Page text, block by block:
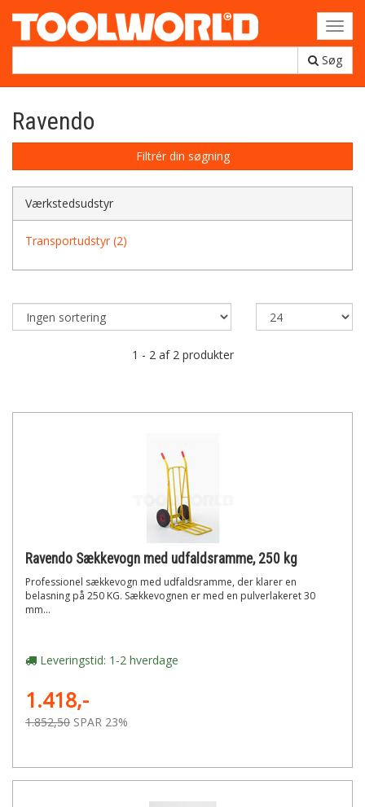
Søg
Ravendo
Filtrér din søgning
Værkstedsudstyr
Transportudstyr (2)
1 - 2 af 2 produkter
Ravendo Sækkevogn med udfaldsramme, 250 kg
Professionel sækkevogn med udfaldsramme, der klarer en
belasning på 250 KG. Sækkevognen er med en pulverlakeret 30
mm...
Leveringstid: 1-2 hverdage
1.418,-
1.852,50 SPAR 23%